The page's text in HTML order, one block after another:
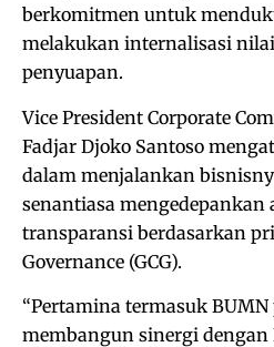
berkomitmen untuk
melakukan internalisasi
penyuapan.
Vice President Corporate
Fadjar Djoko Santoso
dalam menjalankan
senantiasa mengedepankan
transparansi berdasarkan
Governance (GCG).
“Pertamina termasuk
membangun sinergi dengan